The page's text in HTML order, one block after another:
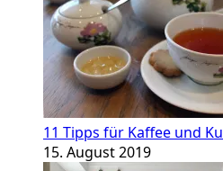
11 Tipps für Kaffee und
15. August 2019